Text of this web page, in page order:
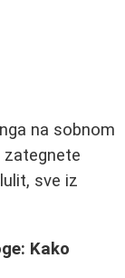
na sobnom
zategnete
sve iz
Kako